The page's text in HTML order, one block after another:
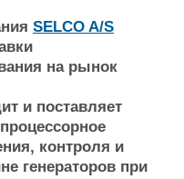
SELCO A/S
на рынок
и поставляет
контроля и
генераторов при